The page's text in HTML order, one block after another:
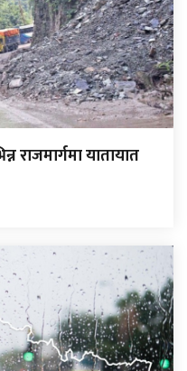
राजमार्गमा यातायात